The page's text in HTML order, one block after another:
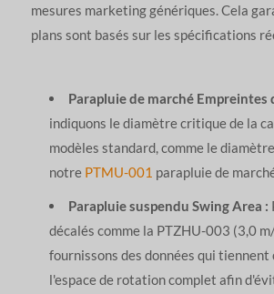
mesures marketing génériques. Cela
plans sont basés sur les spécifications
Parapluie de marché Empreintes
indiquons le diamètre critique de la
modèles standard, comme le
notre PTMU-001 parapluie de
Parapluie suspendu Swing Area :
décalés comme la PTZHU-003 (3,0
fournissons des données qui tiennent
l'espace de rotation complet afin